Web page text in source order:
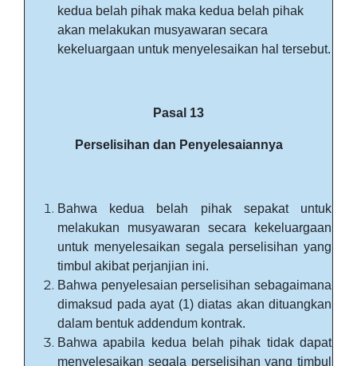
kedua belah pihak maka kedua belah pihak
akan melakukan musyawaran secara
kekeluargaan untuk menyelesaikan hal tersebut.
Pasal 13
Perselisihan dan Penyelesaiannya
Bahwa kedua belah pihak sepakat untuk
melakukan musyawaran secara kekeluargaan
untuk menyelesaikan segala perselisihan yang
timbul akibat perjanjian ini.
Bahwa penyelesaian perselisihan sebagaimana
dimaksud pada ayat (1) diatas akan dituangkan
dalam bentuk addendum kontrak.
Bahwa apabila kedua belah pihak tidak dapat
menyelesaikan segala perselisihan yang timbul